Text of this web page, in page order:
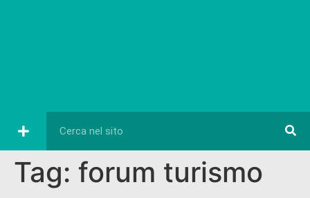
Tag: forum turismo